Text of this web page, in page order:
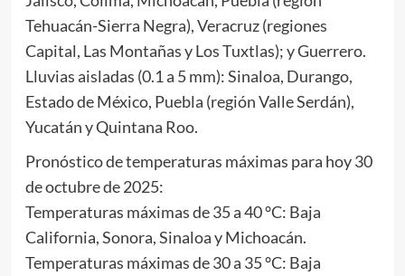
Tehuacán-Sierra Negra), Veracruz (regiones
Capital, Las Montañas y Los Tuxtlas); y Guerrero.
Lluvias aisladas (0.1 a 5 mm): Sinaloa, Durango,
Estado de México, Puebla (región Valle Serdán),
Yucatán y Quintana Roo.
Pronóstico de temperaturas máximas para hoy 30
de octubre de 2025:
Temperaturas máximas de 35 a 40 °C: Baja
California, Sonora, Sinaloa y Michoacán.
Temperaturas máximas de 30 a 35 °C: Baja